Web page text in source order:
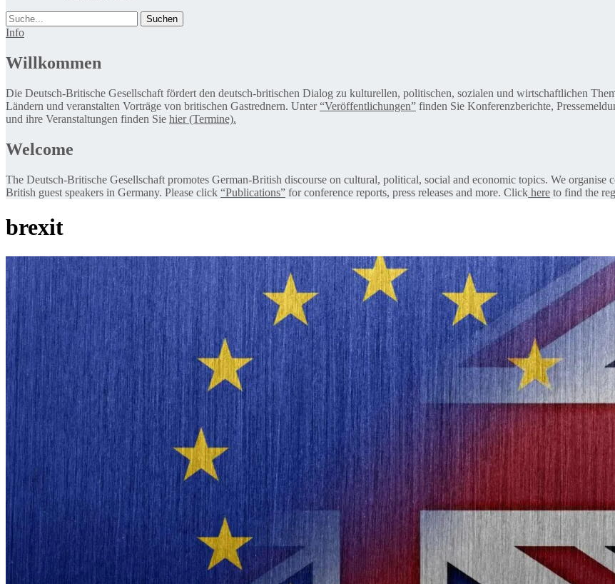
Suche
Info
Willkommen
Die Deutsch-Britische Gesellschaft fördert den deutsch-britischen Dialog zu kulturellen, politischen, sozialen und wirtschaftlichen
Ländern und veranstalten Vorträge von britischen Gastrednern. Unter“Veröffentlichungen” finden Sie Konferenzberichte,
und ihre Veranstaltungen finden Sie hier (Termine).
Welcome
The Deutsch-Britische Gesellschaft promotes German-British discourse on cultural, political, social and economic topics. We
British guest speakers in Germany. Please click “Publications” for conference reports, press releases and more. Click here to find the
brexit